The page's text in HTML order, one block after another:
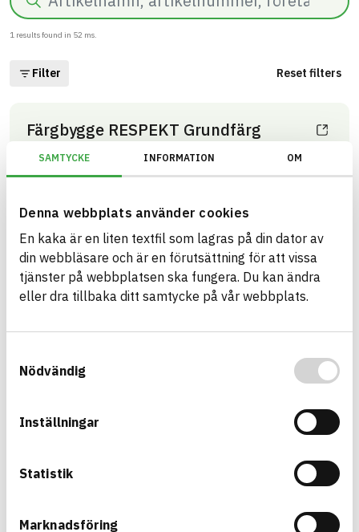
SAMTYCKE INFORMATION OM
Denna webbplats använder cookies
En kaka är en liten textfil som lagras på din dator av
din webbläsare och är en förutsättning för att vissa
tjänster på webbplatsen ska fungera. Du kan ändra
eller dra tillbaka ditt samtycke på vår webbplats.
Nödvändig
Inställningar
Statistik
Marknadsföring
Search
1 results found in 52 ms.
Filter Reset filters
Färgbygge RESPEKT Grundfärg
ARTICLE NUMBER
31147, 31154
03404
Vägg- och takfärg
COMPANY
Färgbygge Produktion
Färgbygge RESPEKT
BASTA ID
658736
HEALTH AND ENVIRONMENTAL HAZARDS Information available
RENEWABILITY Information ej lämnad
Information ej lämnad